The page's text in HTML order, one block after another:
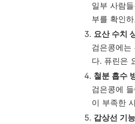
일부 사람
부를 확인
요산 수치
검은콩에는
다. 퓨린은
철분 흡수
검은콩에
이 부족한
갑상선 기